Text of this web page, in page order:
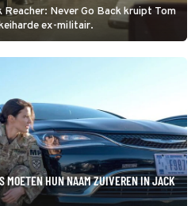
Never Go Back kruipt Tom
ex-militair.
MOETEN HUN NAAM ZUIVEREN IN JACK